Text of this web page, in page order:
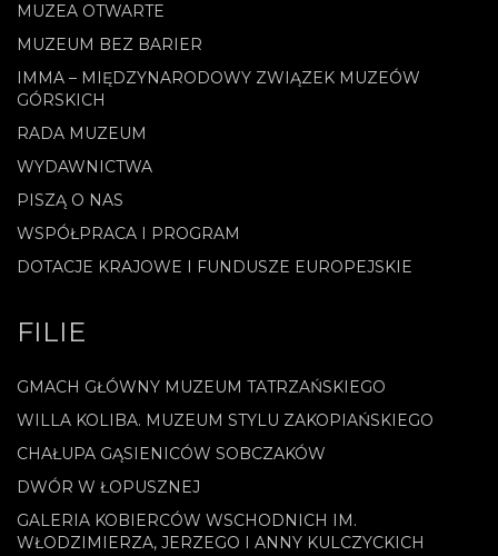
MUZEA OTWARTE
MUZEUM BEZ BARIER
IMMA – MIĘDZYNARODOWY ZWIĄZEK MUZEÓW
GÓRSKICH
RADA MUZEUM
WYDAWNICTWA
PISZĄ O NAS
WSPÓŁPRACA I PROGRAM
DOTACJE KRAJOWE I FUNDUSZE EUROPEJSKIE
FILIE
GMACH GŁÓWNY MUZEUM TATRZAŃSKIEGO
WILLA KOLIBA. MUZEUM STYLU ZAKOPIAŃSKIEGO
CHAŁUPA GĄSIENICÓW SOBCZAKÓW
DWÓR W ŁOPUSZNEJ
GALERIA KOBIERCÓW WSCHODNICH IM.
WŁODZIMIERZA, JERZEGO I ANNY KULCZYCKICH